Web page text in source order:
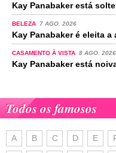
Kay Panabaker está
BELEZA 7 AGO. 2026
Kay Panabaker é eleita
CASAMENTO À VISTA 8 AGO. 2026
Kay Panabaker está
Todos os famosos
A B C D E